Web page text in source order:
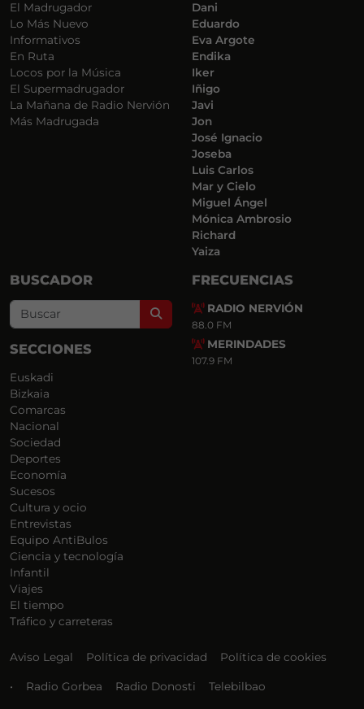
El Madrugador
Lo Más Nuevo
Informativos
En Ruta
Locos por la Música
El Supermadrugador
La Mañana de Radio Nervión
Más Madrugada
Dani
Eduardo
Eva Argote
Endika
Iker
Iñigo
Javi
Jon
José Ignacio
Joseba
Luis Carlos
Mar y Cielo
Miguel Ángel
Mónica Ambrosio
Richard
Yaiza
BUSCADOR
Search
SECCIONES
Euskadi
Bizkaia
Comarcas
Nacional
Sociedad
Deportes
Economía
Sucesos
Cultura y ocio
Entrevistas
Equipo AntiBulos
Ciencia y tecnología
Infantil
Viajes
El tiempo
Tráfico y carreteras
FRECUENCIAS
RADIO NERVIÓN
88.0 FM
MERINDADES
107.9 FM
Aviso Legal Política de privacidad Política de cookies
• Radio Gorbea Radio Donosti Telebilbao